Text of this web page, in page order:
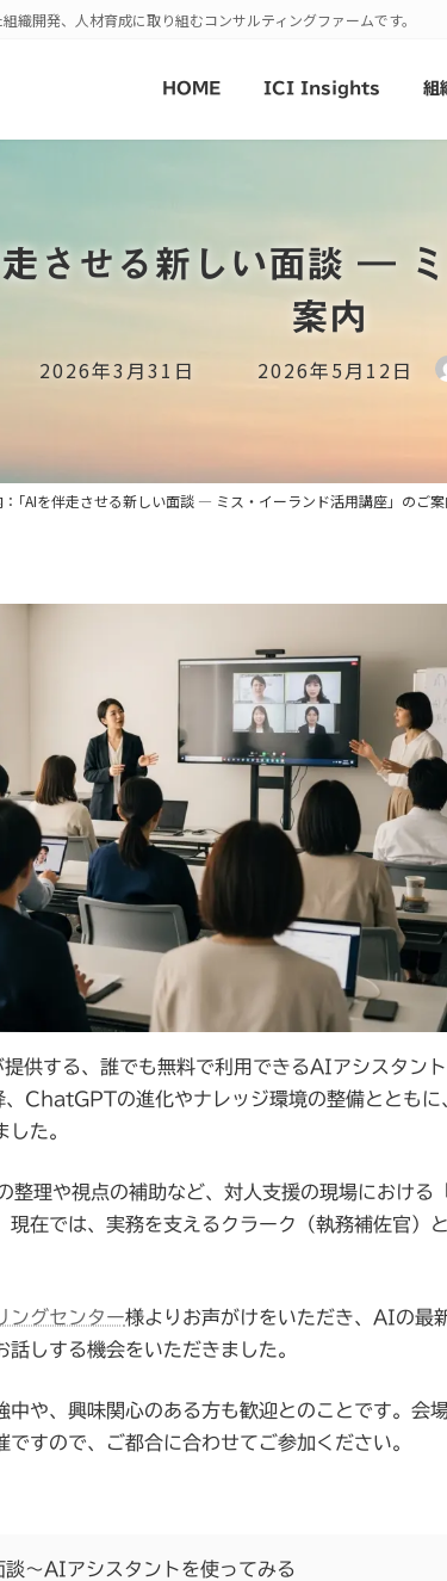
織開発、人材育成に取り組むコンサルティングファームです。
HOME ICI Insights 組
させる新しい面談 ―
案内
2026年3月31日
最
日
時
2026年5月12日
｢AIを伴走させる新しい面談 ― ミス・イーランド活用講座」のご案
供する、誰でも無料で利用できるAIアシスタント
ChatGPTの進化やナレッジ環境の整備とともに
た。
理や視点の補助など、対人支援の現場における
現在では、実務を支えるクラーク（執務補佐官）
ングセンター様よりお声がけをいただき、AIの最
しする機会をいただきました。
や、興味関心のある方も歓迎とのことです。会
すので、ご都合に合わせてご参加ください。
～AIアシスタントを使ってみる